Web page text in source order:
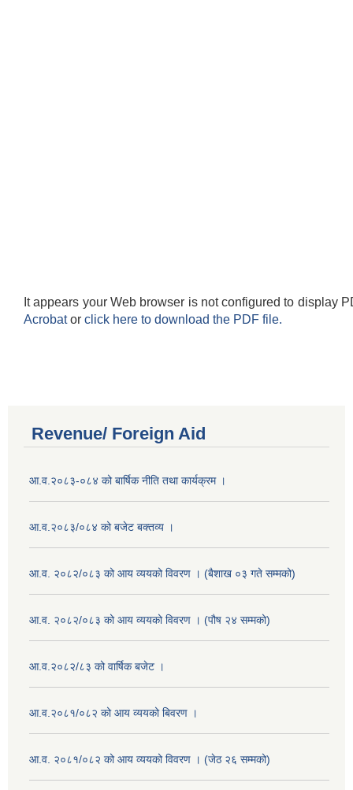
It appears your Web browser is not configured to display
Acrobator click here to download the PDF file.
Revenue/ Foreign Aid
आ.व.२०८३-०८४ को बार्षिक नीति तथा कार्यक्रम ।
आ.व.२०८३/०८४ को बजेट बक्तव्य ।
आ.व. २०८२/०८३ को आय व्ययको विवरण । (बैशाख ०३ गते सम्मको)
आ.व. २०८२/०८३ को आय व्ययको विवरण । (पौष २४ सम्मको)
आ.व.२०८२/८३ को वार्षिक बजेट ।
आ.व.२०८१/०८२ को आय व्ययको बिवरण ।
आ.व. २०८१/०८२ को आय व्ययको विवरण । (जेठ २६ सम्मको)